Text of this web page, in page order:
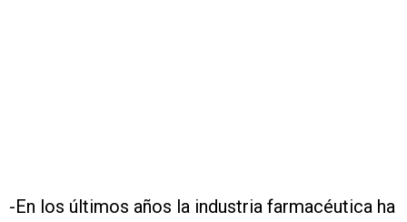
-En los últimos años la industria farmacéutica ha